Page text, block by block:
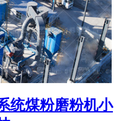
统煤粉磨粉机小